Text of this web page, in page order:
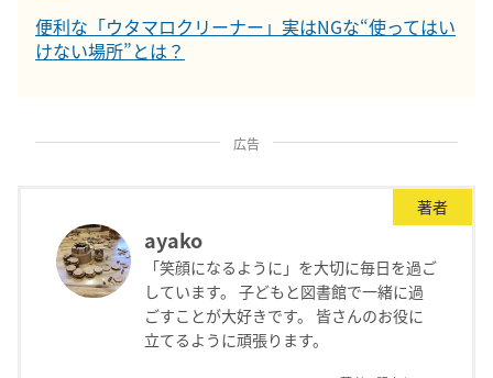
便利な「ウタマロクリーナー」実はNGな“使ってはい
けない場所”とは？
広告
著者
ayako
「笑顔になるように」を大切に毎日を過ご
しています。 子どもと図書館で一緒に過
ごすことが大好きです。 皆さんのお役に
立てるように頑張ります。